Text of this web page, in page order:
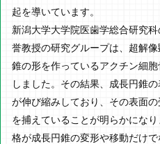
起を導いています。
新潟大学大学院医歯学総合研究
誉教授の研究グループは、超解
錐の形を作っているアクチン細
しました。その結果、成長円錐
が伸び縮みしており、その表面
を捕えていることが明らかにな
格が成長円錐の変形や移動だけ